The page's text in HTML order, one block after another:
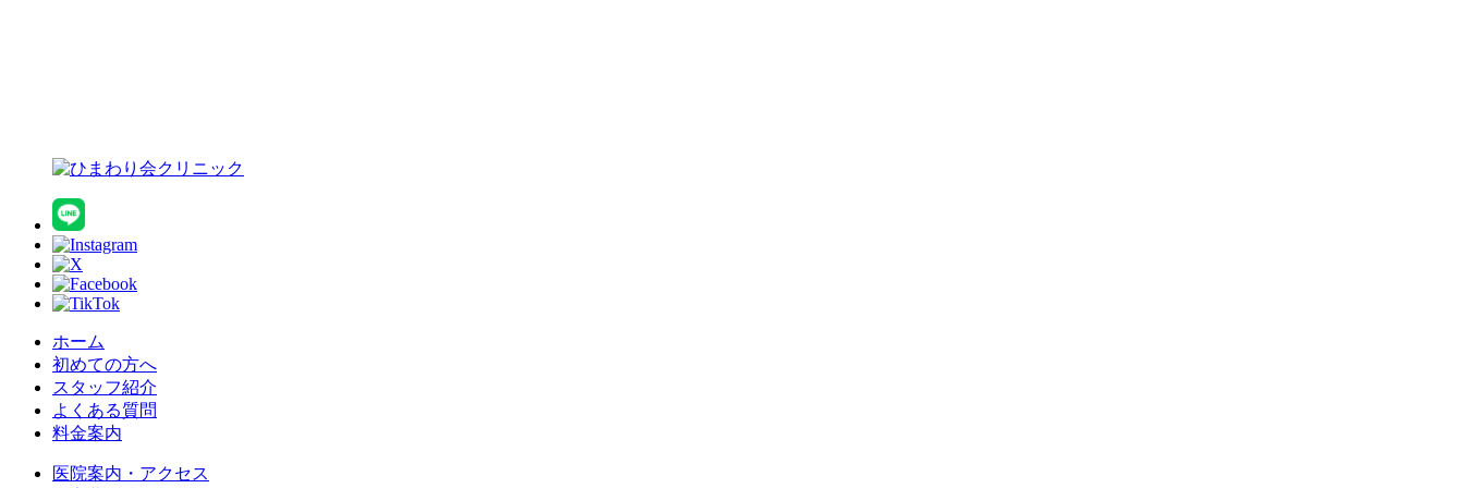
ホーム
初めての方へ
スタッフ紹介
よくある質問
料金案内
医院案内・アクセス